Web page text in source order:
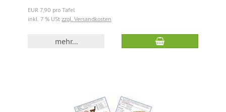
EUR 7,90 pro Tafel
inkl. 7 % USt zzgl. Versandkosten
mehr...